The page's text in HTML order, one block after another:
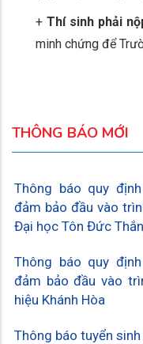
+ Thí sinh phải
minh chứng để
THÔNG BÁO MỚI
Thông báo quy
đảm bảo đầu vào
Đại học Tôn Đức
Thông báo quy
đảm bảo đầu vào
hiệu Khánh Hòa
Thông báo tuyển